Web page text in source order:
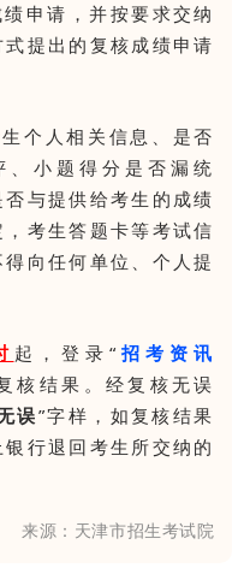
申请，并按要求交纳
提出的复核成绩申请
个人相关信息、是否
小题得分是否漏统
否与提供给考生的成绩
考生答题卡等考试信
向任何单位、个人提
起，登录“ 招考资讯
核结果。经复核无误
误”字样，如复核结果
行退回考生所交纳的
来源：天津市招生考试院